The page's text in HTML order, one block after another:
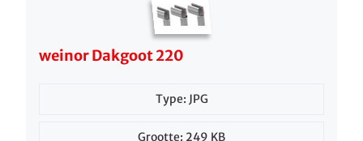
weinor Dakgoot 220
Type: JPG
Grootte: 249 KB